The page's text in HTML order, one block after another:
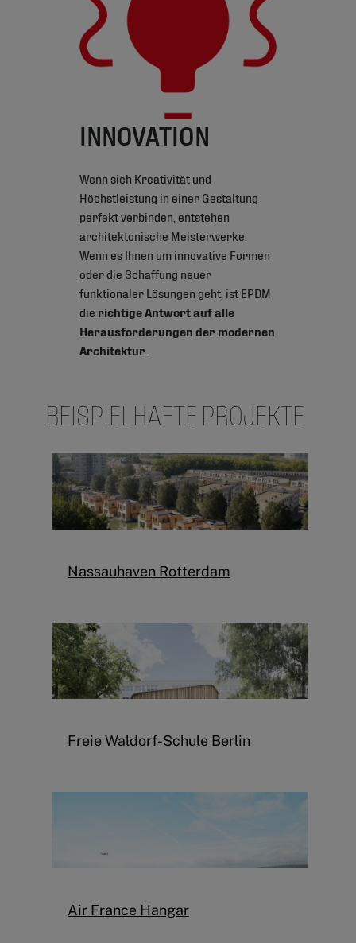
INNOVATION
Wenn sich Kreativität und
Höchstleistung in einer Gestaltung
perfekt verbinden, entstehen
architektonische Meisterwerke.
Wenn es Ihnen um innovative Formen
oder die Schaffung neuer
funktionaler Lösungen geht, ist EPDM
die richtige Antwort auf alle
Herausforderungen der modernen
Architektur.
BEISPIELHAFTE PROJEKTE
Nassauhaven Rotterdam
Freie Waldorf-Schule Berlin
Air France Hangar